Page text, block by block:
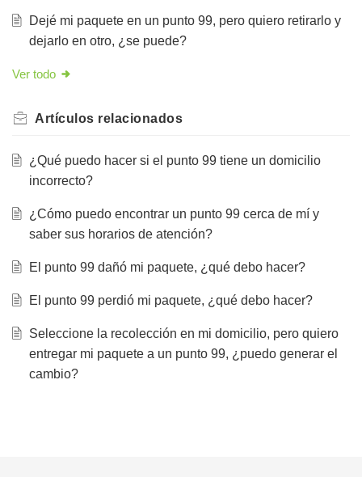
Dejé mi paquete en un punto 99, pero quiero retirarlo y
dejarlo en otro, ¿se puede?
Ver todo
Artículos relacionados
¿Qué puedo hacer si el punto 99 tiene un domicilio
incorrecto?
¿Cómo puedo encontrar un punto 99 cerca de mí y
saber sus horarios de atención?
El punto 99 dañó mi paquete, ¿qué debo hacer?
El punto 99 perdió mi paquete, ¿qué debo hacer?
Seleccione la recolección en mi domicilio, pero quiero
entregar mi paquete a un punto 99, ¿puedo generar el
cambio?